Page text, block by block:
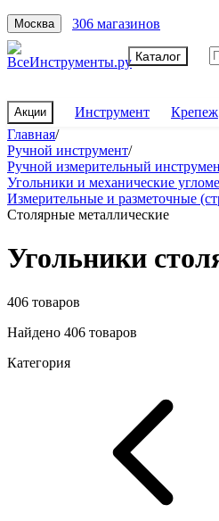
Москва 306 магазинов
Каталог
Акции Инструмент Крепеж
Главная/
Ручной инструмент/
Ручной измерительный
Угольники и механические
Измерительные и разметочные
Столярные металлические
Угольники
406 товаров
Найдено 406 товаров
Категория